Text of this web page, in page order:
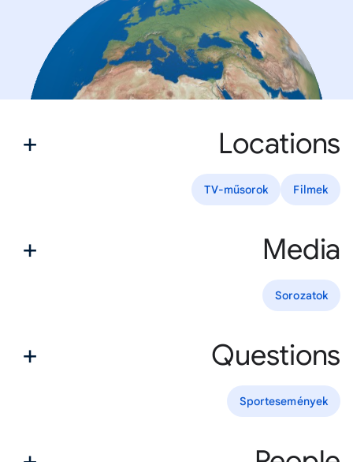
Locations
Filmek
TV-műsorok
Media
Sorozatok
Questions
Sportesemények